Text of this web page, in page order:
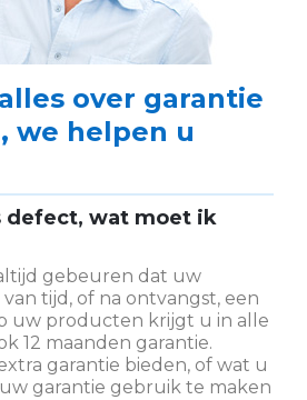
over garantie
we helpen u
defect, wat moet ik
gebeuren dat uw
tijd, of na ontvangst, een
uw producten krijgt u in alle
12 maanden garantie.
garantie bieden, of wat u
garantie gebruik te maken